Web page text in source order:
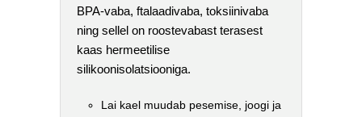
BPA-vaba, ftalaadivaba, toksiinivaba
ning sellel on roostevabast terasest
kaas hermeetilise
silikoonisolatsiooniga.
Lai kael muudab pesemise, joogi ja